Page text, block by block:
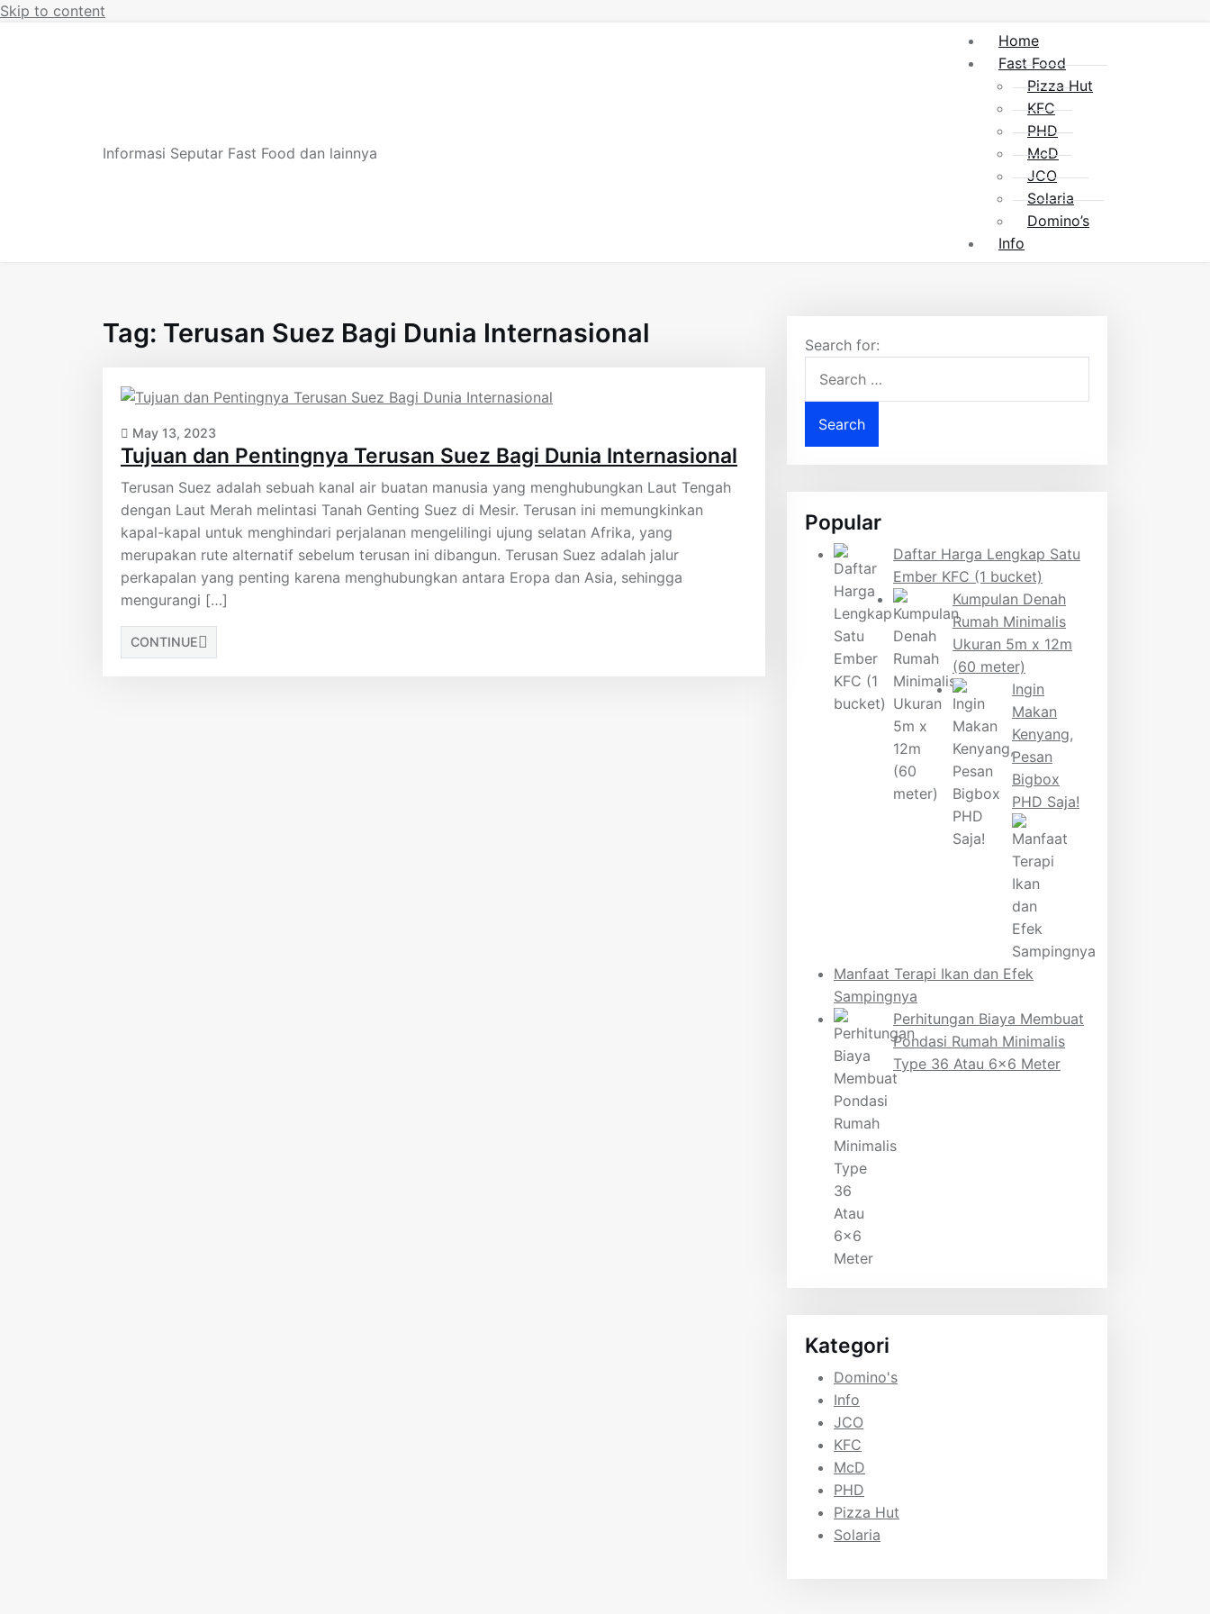
Skip to content
Informasi Seputar Fast Food dan lainnya
Home
Fast Food
Pizza Hut
KFC
PHD
McD
JCO
Solaria
Domino’s
Info
Tag: Terusan Suez Bagi Dunia Internasional
May 13, 2023
Tujuan dan Pentingnya Terusan Suez Bagi Dunia Internasional
Terusan Suez adalah sebuah kanal air buatan manusia yang menghubungkan Laut Tengah
dengan Laut Merah melintasi Tanah Genting Suez di Mesir. Terusan ini memungkinkan
kapal-kapal untuk menghindari perjalanan mengelilingi ujung selatan Afrika, yang
merupakan rute alternatif sebelum terusan ini dibangun. Terusan Suez adalah jalur
perkapalan yang penting karena menghubungkan antara Eropa dan Asia, sehingga
mengurangi […]
CONTINUE
Search for:
Popular
Daftar Harga Lengkap Satu
Ember KFC (1 bucket)
Kumpulan Denah
Rumah Minimalis
Ukuran 5m x 12m
(60 meter)
Ingin
Makan
Kenyang,
Pesan
Bigbox
PHD Saja!
Manfaat Terapi Ikan dan Efek
Sampingnya
Perhitungan Biaya Membuat
Pondasi Rumah Minimalis
Type 36 Atau 6×6 Meter
Kategori
Domino's
Info
JCO
KFC
McD
PHD
Pizza Hut
Solaria